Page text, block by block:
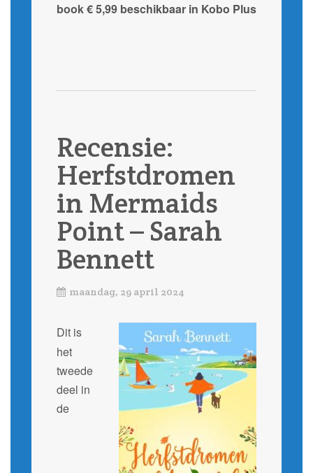
book € 5,99 beschikbaar in Kobo Plus
Recensie:
Herfstdromen
in Mermaids
Point – Sarah
Bennett
maandag, 29 april 2024
Dit is
het
tweede
deel in
de